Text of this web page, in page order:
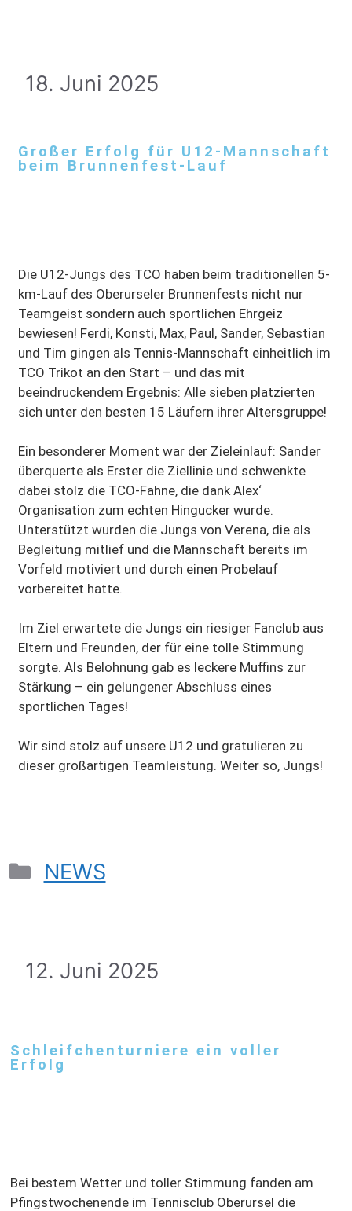
18. Juni 2025
Großer Erfolg für U12-Mannschaft
beim Brunnenfest-Lauf
Die U12-Jungs des TCO haben beim traditionellen 5-
km-Lauf des Oberurseler Brunnenfests nicht nur
Teamgeist sondern auch sportlichen Ehrgeiz
bewiesen! Ferdi, Konsti, Max, Paul, Sander, Sebastian
und Tim gingen als Tennis-Mannschaft einheitlich im
TCO Trikot an den Start – und das mit
beeindruckendem Ergebnis: Alle sieben platzierten
sich unter den besten 15 Läufern ihrer Altersgruppe!
Ein besonderer Moment war der Zieleinlauf: Sander
überquerte als Erster die Ziellinie und schwenkte
dabei stolz die TCO-Fahne, die dank Alex‘
Organisation zum echten Hingucker wurde.
Unterstützt wurden die Jungs von Verena, die als
Begleitung mitlief und die Mannschaft bereits im
Vorfeld motiviert und durch einen Probelauf
vorbereitet hatte.
Im Ziel erwartete die Jungs ein riesiger Fanclub aus
Eltern und Freunden, der für eine tolle Stimmung
sorgte. Als Belohnung gab es leckere Muffins zur
Stärkung – ein gelungener Abschluss eines
sportlichen Tages!
Wir sind stolz auf unsere U12 und gratulieren zu
dieser großartigen Teamleistung. Weiter so, Jungs!
NEWS
12. Juni 2025
Schleifchenturniere ein voller
Erfolg
Bei bestem Wetter und toller Stimmung fanden am
Pfingstwochenende im Tennisclub Oberursel die